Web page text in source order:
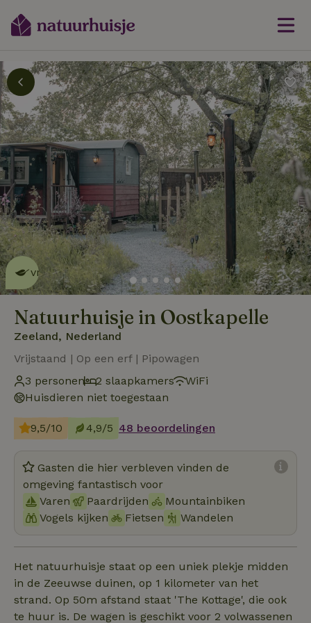
Dit natuurhuisje is eco-
vriendelijk lees meer
Natuurhuisje in Oostkapelle
Zeeland, Nederland
Vrijstaand | Op een erf | Pipowagen
3 personen
2 slaapkamers
WiFi
Huisdieren niet toegestaan
9,5/10 4,9/5 48 beoordelingen
Gasten die hier verbleven vinden de
omgeving fantastisch voor
Varen
Paardrijden
Mountainbiken
Vogels kijken
Fietsen Wandelen
Het natuurhuisje staat op een uniek plekje midden
in de Zeeuwse duinen, op 1 kilometer van het
strand. Op 50m afstand staat 'The Kottage', die ook
te huur is. De wagen is geschikt voor 2 volwassenen